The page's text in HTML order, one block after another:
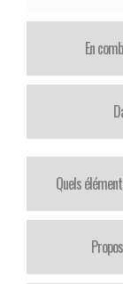
En
Quels